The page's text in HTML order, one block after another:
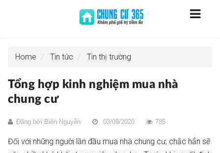
Home Tin tức Tin thị trường
Tổng hợp kinh nghiệm mua nhà
chung cư
Đăng bởi Biên Nguyễn 03/09/2020 785
Đối với những người lần đầu mua nhà chung cư, chắc hẳn sẽ